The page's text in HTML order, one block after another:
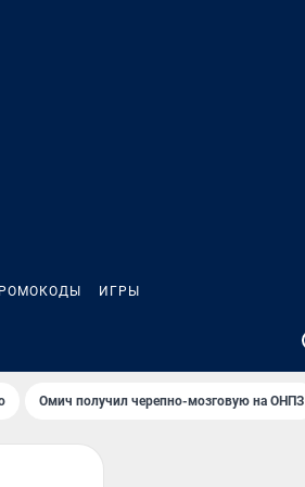
ИГРЫ
Омич получил черепно-мозговую на ОНПЗ